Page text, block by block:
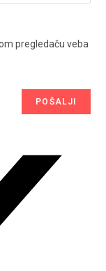
pregledaču veba